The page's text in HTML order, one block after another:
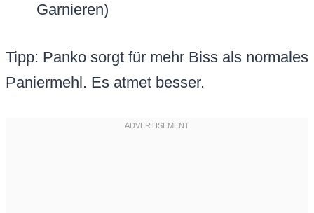
Garnieren)
Tipp: Panko sorgt für mehr Biss als normales
Paniermehl. Es atmet besser.